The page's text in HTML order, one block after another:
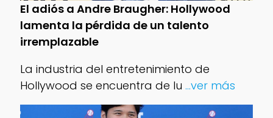
El adiós a Andre Braugher: Hollywood
lamenta la pérdida de un talento
irremplazable
La industria del entretenimiento de
Hollywood se encuentra de lu ...ver más